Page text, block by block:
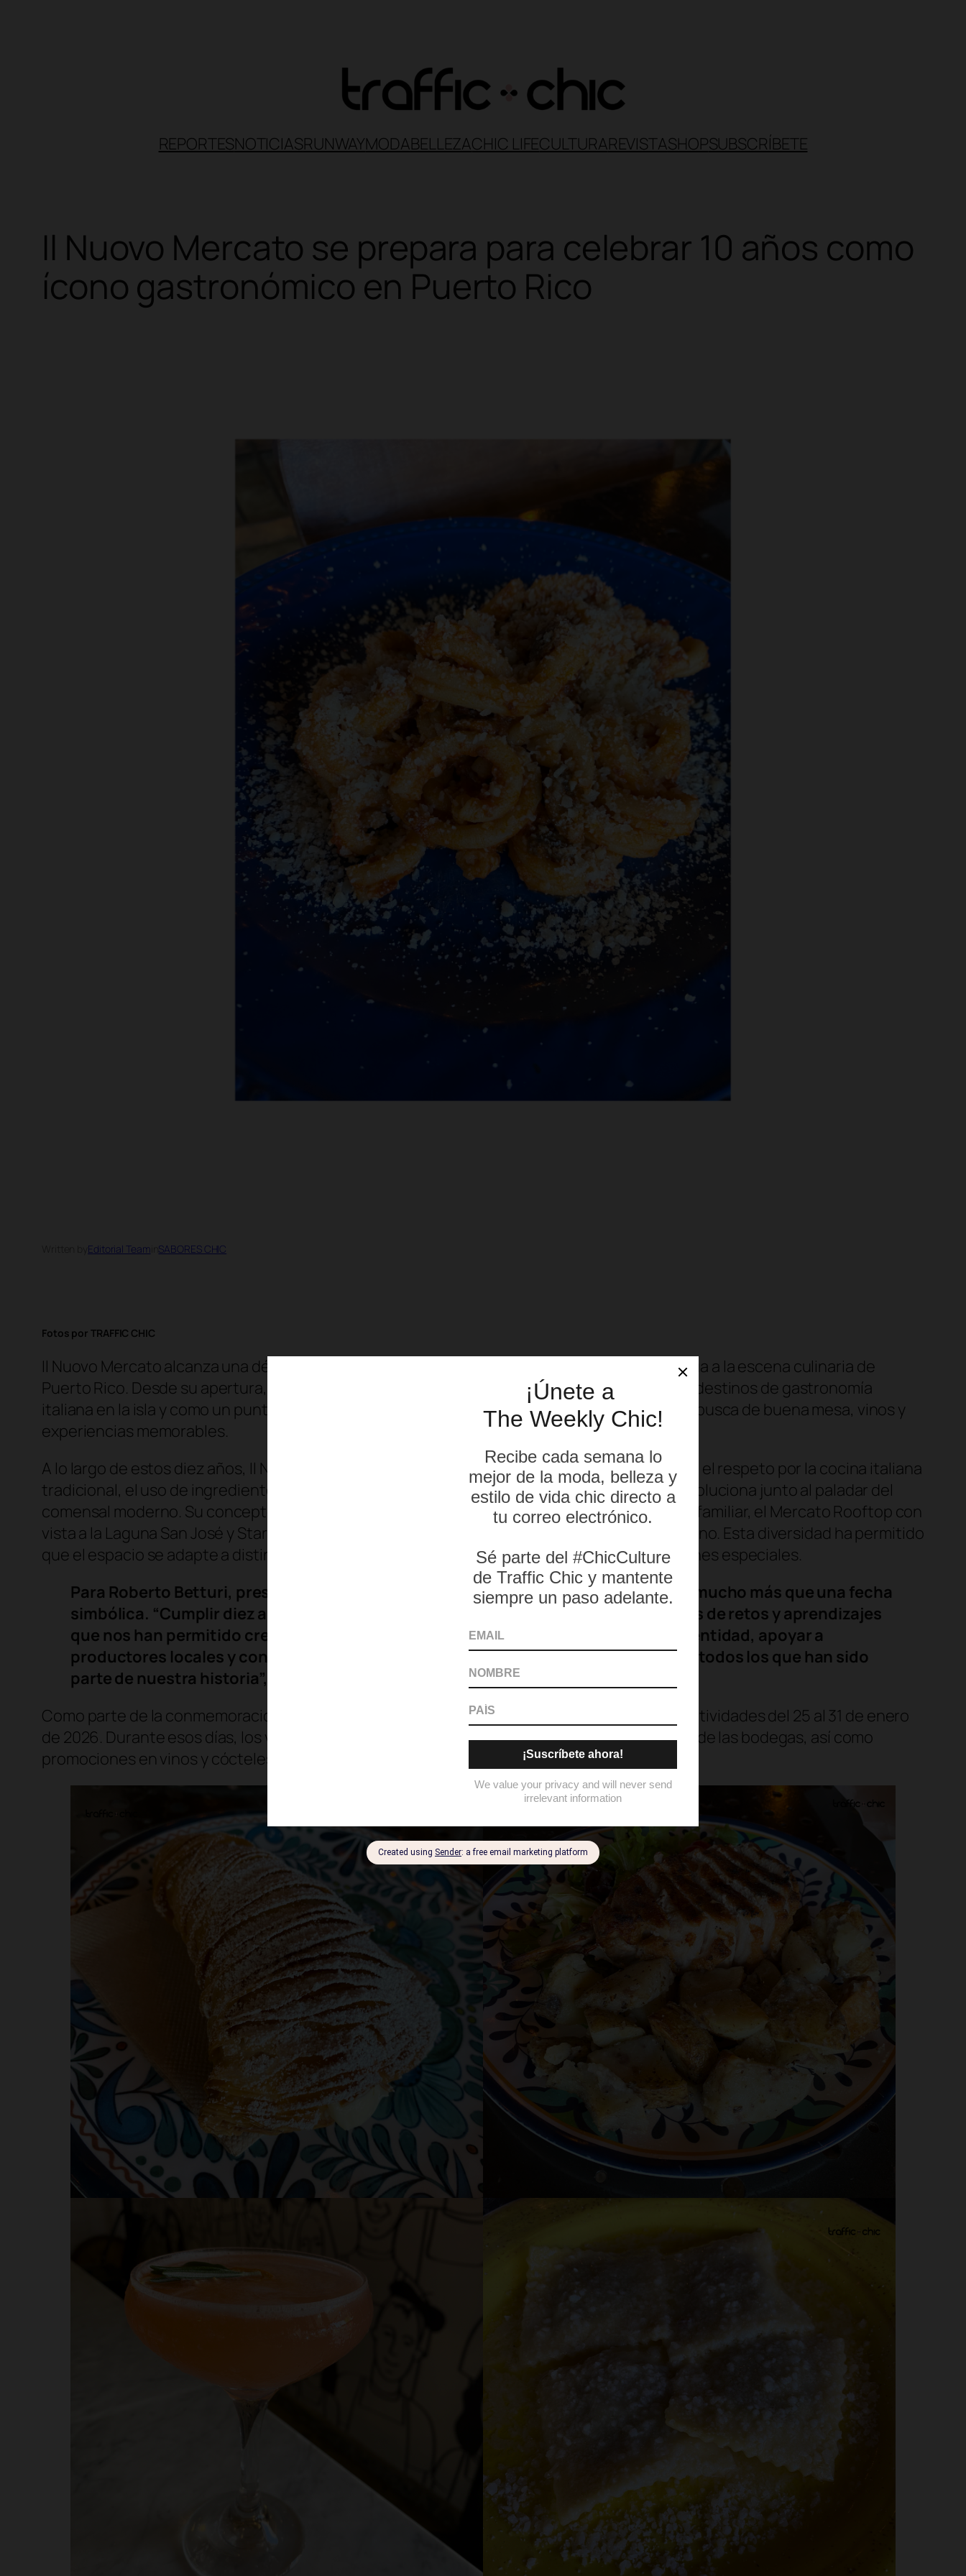
REPORTESNOTICIASRUNWAYMODABELLEZACHIC LIFECULTURAREVISTASHOPSUBSCRÍBETE
Il Nuovo Mercato se prepara para celebrar 10 años como
ícono gastronómico en Puerto Rico
Editorial Team SABORES CHIC
Fotos por TRAFFIC CHIC
Il Nuovo Mercato alcanza una década de historia celebrando diez años de aportación continua a la escena culinaria de
Puerto Rico. Desde su apertura, este espacio se ha posicionado como uno de los principales destinos de gastronomía
italiana en la isla y como un punto de encuentro donde convergen residentes y visitantes en busca de buena mesa, vinos y
experiencias memorables.
A lo largo de estos diez años, Il Nuovo Mercato ha construido una propuesta sólida basada en el respeto por la cocina italiana
tradicional, el uso de ingredientes frescos y artesanales, y una visión contemporánea que evoluciona junto al paladar del
comensal moderno. Su concepto integral reúne cinco bodegas gastronómicas, un ambiente familiar, el Mercato Rooftop con
vista a la Laguna San José y Starbene Caffè, reconocido por su café artesanal de tueste italiano. Esta diversidad ha permitido
que el espacio se adapte a distintos momentos, desde almuerzos casuales hasta celebraciones especiales.
Para Roberto Betturi, presidente de Il Nuovo Mercato, este aniversario representa mucho más que una fecha
simbólica. “Cumplir diez años es motivo de agradecimiento y orgullo. Han sido años de retos y aprendizajes
que nos han permitido crecer de la mano de nuestro público, fortalecer nuestra identidad, apoyar a
productores locales y consolidar un equipo comprometido. Este logro pertenece a todos los que han sido
parte de nuestra historia”, expresó.
Como parte de la conmemoración, Il Nuovo Mercato ha preparado una semana especial de actividades del 25 al 31 de enero
de 2026. Durante esos días, los visitantes podrán disfrutar de especiales diarios en cada una de las bodegas, así como
promociones en vinos y cócteles, ofreciendo una experiencia distinta en cada visita.